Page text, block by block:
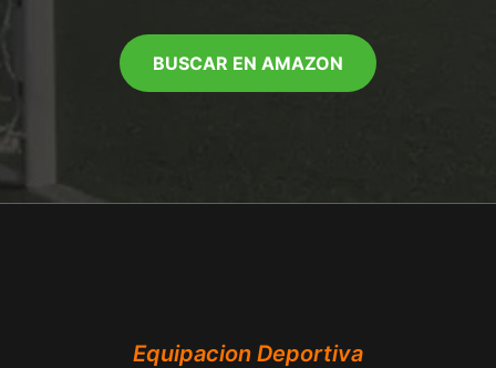
BUSCAR EN AMAZON
Equipacion Deportiva